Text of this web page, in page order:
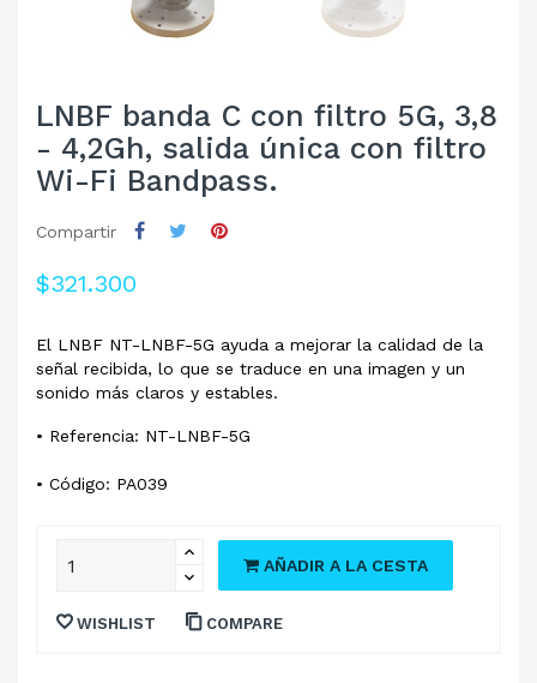
LNBF banda C con filtro 5G, 3,8
- 4,2Gh, salida única con filtro
Wi-Fi Bandpass.
Compartir
$321.300
El LNBF NT-LNBF-5G ayuda a mejorar la calidad de la
señal recibida, lo que se traduce en una imagen y un
sonido más claros y estables.
• Referencia: NT-LNBF-5G
• Código: PA039
AÑADIR A LA CESTA
WISHLIST COMPARE